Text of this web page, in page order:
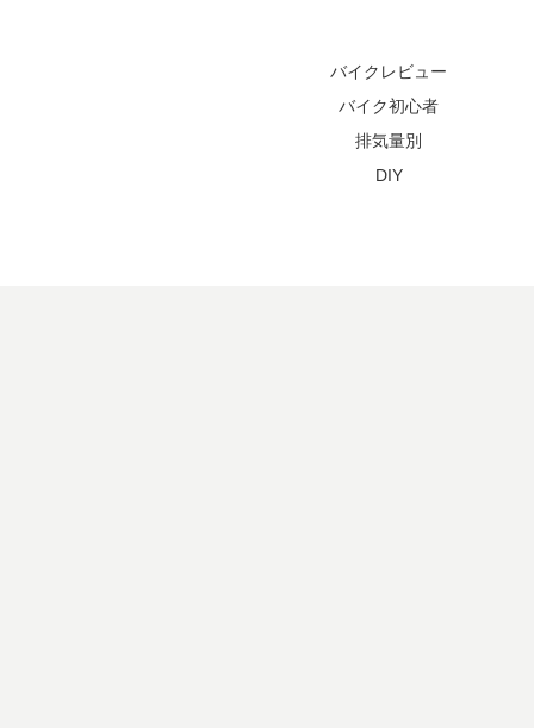
バイクレビュー
バイク初心者
排気量別
DIY